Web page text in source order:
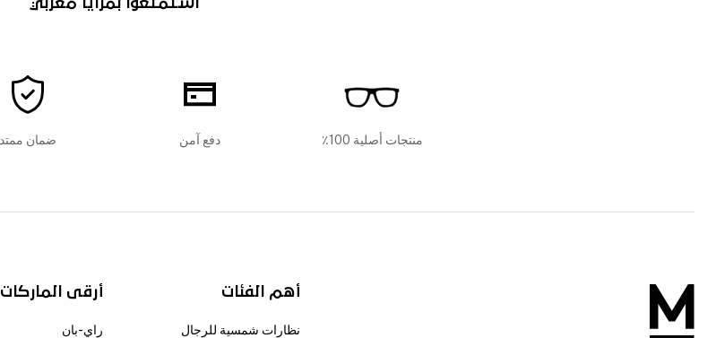
استمتعوا بمزايا مغربي
منتجات أصلية 100٪ دفع آمن ضمان ممتد
أهم الفئات
نظارات شمسية للرجال
أرقى الماركات
راي-بان